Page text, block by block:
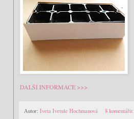
DALŠÍ INFORMACE >>>
Autor: Iveta Ivetule Hochmanová 8 komentářů: